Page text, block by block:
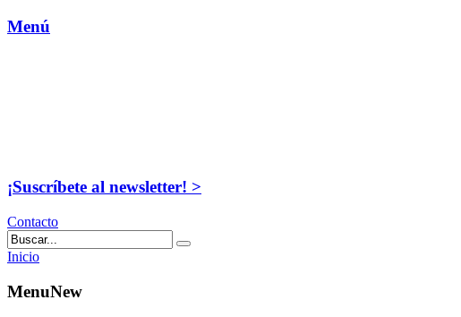
Menú
¡Suscríbete al newsletter! >
Contacto
Inicio
MenuNew